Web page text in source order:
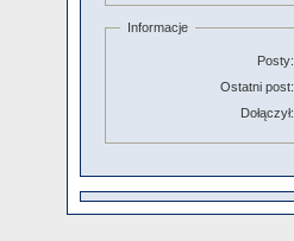
Informacje
Posty:
Ostatni post:
Dołączył: